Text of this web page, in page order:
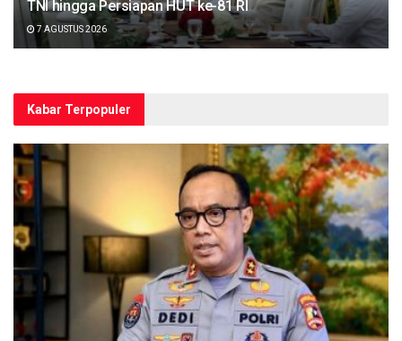
TNI hingga Persiapan HUT ke-81 RI
7 AGUSTUS 2026
Kabar Terpopuler